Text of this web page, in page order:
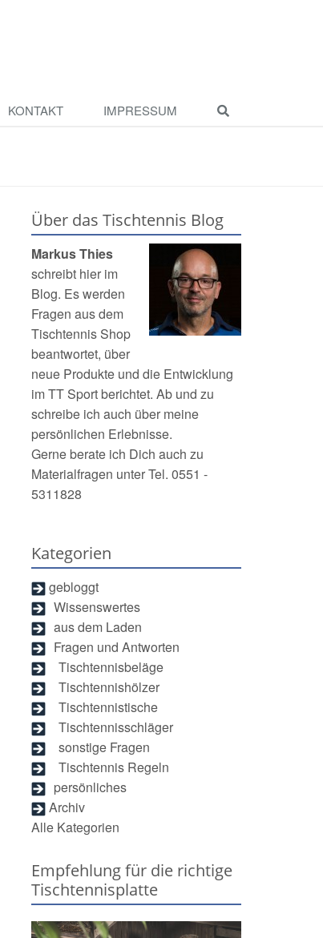
KONTAKT IMPRESSUM
Über das Tischtennis Blog
Markus Thies
schreibt hier im
Blog. Es werden
Fragen aus dem
Tischtennis Shop
beantwortet, über
neue Produkte und die Entwicklung
im TT Sport berichtet. Ab und zu
schreibe ich auch über meine
persönlichen Erlebnisse.
Gerne berate ich Dich auch zu
Materialfragen unter Tel. 0551 -
5311828
Kategorien
gebloggt
Wissenswertes
aus dem Laden
Fragen und Antworten
Tischtennisbeläge
Tischtennishölzer
Tischtennistische
Tischtennisschläger
sonstige Fragen
Tischtennis Regeln
persönliches
Archiv
Alle Kategorien
Empfehlung für die richtige
Tischtennisplatte